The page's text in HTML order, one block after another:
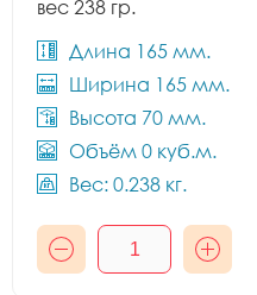
вес 238 гр.
Длина 165 мм.
Ширина 165 мм.
Высота 70 мм.
Объём 0 куб.м.
Вес: 0.238 кг.